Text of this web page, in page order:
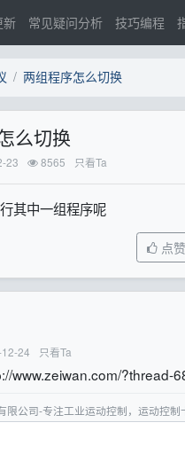
新 常见疑问分析 技巧编程
两组程序怎么切换
么切换
23 8565 只看Ta
其中一组程序呢
点赞
24 只看Ta
www.zeiwan.com/?thread-
限公司-专注工业运动控制，运动控制